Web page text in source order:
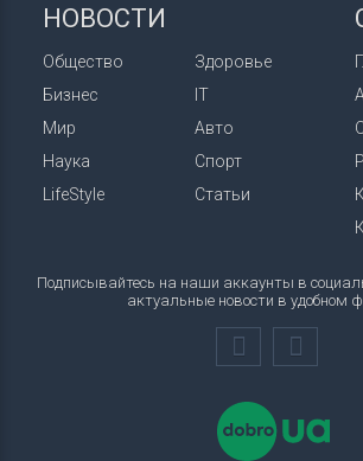
НОВОСТИ
Общество
Бизнес
Мир
Наука
LifeStyle
Здоровье
IT
Авто
Спорт
Статьи
Подписывайтесь на наши аккаунты в
актуальные новости в удобном